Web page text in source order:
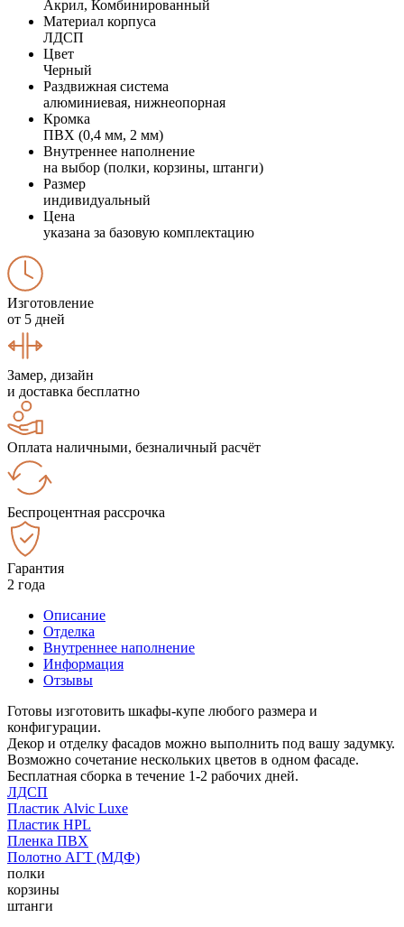
Акрил, Комбинированный
Материал корпуса
ЛДСП
Цвет
Черный
Раздвижная система
алюминиевая, нижнеопорная
Кромка
ПВХ (0,4 мм, 2 мм)
Внутреннее наполнение
на выбор (полки, корзины, штанги)
Размер
индивидуальный
Цена
указана за базовую комплектацию
Изготовление
от 5 дней
Замер, дизайн
и доставка бесплатно
Оплата наличными, безналичный расчёт
Беспроцентная рассрочка
Гарантия
2 года
Описание
Отделка
Внутреннее наполнение
Информация
Отзывы
Готовы изготовить шкафы-купе любого размера и
конфигурации.
Декор и отделку фасадов можно выполнить под вашу задумку.
Возможно сочетание нескольких цветов в одном фасаде.
Бесплатная сборка в течение 1-2 рабочих дней.
ЛДСП
Пластик Alvic Luxe
Пластик HPL
Пленка ПВХ
Полотно АГТ (МДФ)
полки
корзины
штанги